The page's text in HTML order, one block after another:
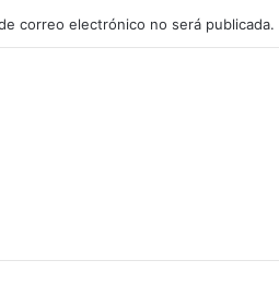
correo electrónico no será publicada.